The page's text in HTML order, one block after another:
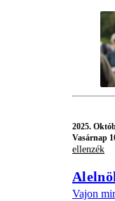
2025.
Vasárnap
ellenzék
Vajon